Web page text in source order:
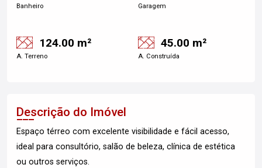
Banheiro Garagem
124.00 m²
A. Terreno
45.00 m²
A. Construída
Descrição do Imóvel
Espaço térreo com excelente visibilidade e fácil acesso,
ideal para consultório, salão de beleza, clínica de estética
ou outros serviços.